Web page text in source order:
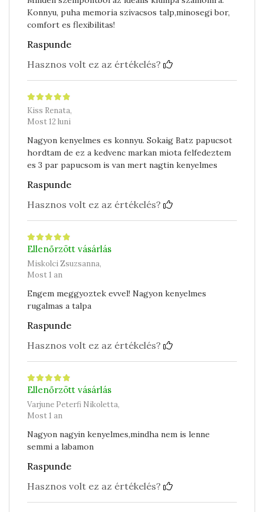
Konnyu, puha memoria szivacsos talp,minosegi bor,
comfort es flexibilitas!
Raspunde
Hasznos volt ez az értékelés?
Kiss Renata,
Most 12 luni
Nagyon kenyelmes es konnyu. Sokaig Batz papucsot
hordtam de ez a kedvenc markan miota felfedeztem
es 3 par papucsom is van mert nagtin kenyelmes
Raspunde
Hasznos volt ez az értékelés?
Ellenőrzött vásárlás
Miskolci Zsuzsanna,
Most 1 an
Engem meggyoztek evvel! Nagyon kenyelmes
rugalmas a talpa
Raspunde
Hasznos volt ez az értékelés?
Ellenőrzött vásárlás
Varjune Peterfi Nikoletta,
Most 1 an
Nagyon nagyin kenyelmes,mindha nem is lenne
semmi a labamon
Raspunde
Hasznos volt ez az értékelés?